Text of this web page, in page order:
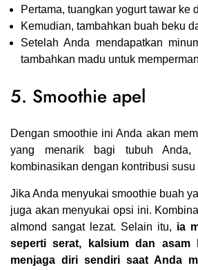
Pertama, tuangkan yogurt tawar ke
Kemudian, tambahkan buah beku
Setelah Anda mendapatkan
tambahkan madu untuk
5. Smoothie apel
Dengan smoothie ini Anda akan
yang menarik bagi tubuh
kombinasikan dengan kontribusi susu
Jika Anda menyukai smoothie buah
juga akan menyukai opsi ini.
almond sangat lezat. Selain itu, ia
seperti serat, kalsium dan asam
menjaga diri sendiri saat Anda